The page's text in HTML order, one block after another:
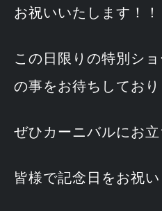
お祝いいたします！！
この日限りの特別シ
の事をお待ちしてお
ぜひカーニバルにお
皆様で記念日をお祝